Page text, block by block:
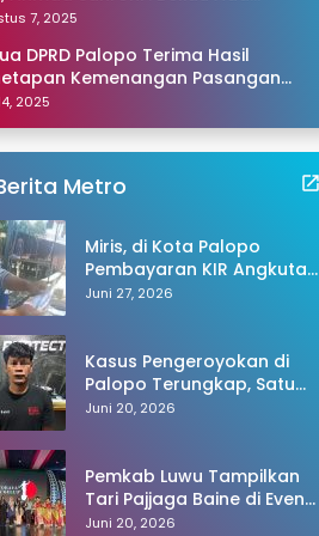
Saya di Makassar
7, 2025
DPRD Palopo Terima Hasil
Kemenangan Pasangan
Akhmad dari KPU Sulsel
2025
Metro
Miris, di Kota Palopo
Pembayaran KIR Angkutan
Barang Capai Rp600 Ribu,
Juni 27, 2026
Kasus Pengeroyokan di
Palopo Terungkap, Satu
Tersangka Ditangkap
Juni 20, 2026
Pemkab Luwu Tampilkan
Tari Pajjaga Baine di Event
Toraya Ma’gellu’ 2026
Juni 20, 2026